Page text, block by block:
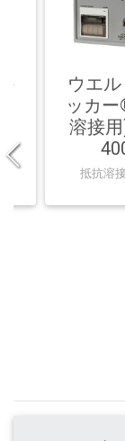
ウエ
ッカ
溶接
抵抗溶